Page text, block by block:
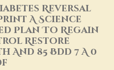
Reversal
A Science
Plan To Regain
Restore
And 85 Bdd 7 A 0